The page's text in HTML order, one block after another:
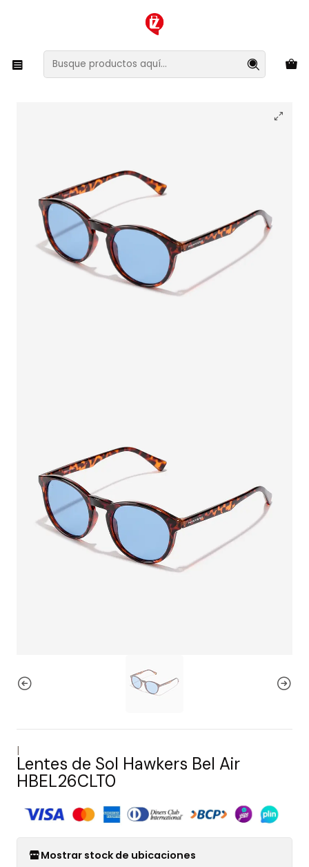
XMAS SALE ¡Compra antes de que la oferta termine!
Lentes y Accesorios Lentes de Sol
Lentes de Sol Hawkers Bel Air HBEL26CLT0
|
Lentes de Sol Hawkers Bel Air
HBEL26CLT0
Mostrar stock de ubicaciones